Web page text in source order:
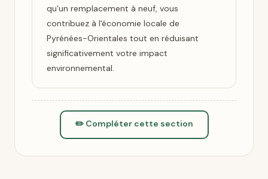
qu'un remplacement à neuf, vous
contribuez à l'économie locale de
Pyrénées-Orientales tout en réduisant
significativement votre impact
environnemental.
✏️ Compléter cette section